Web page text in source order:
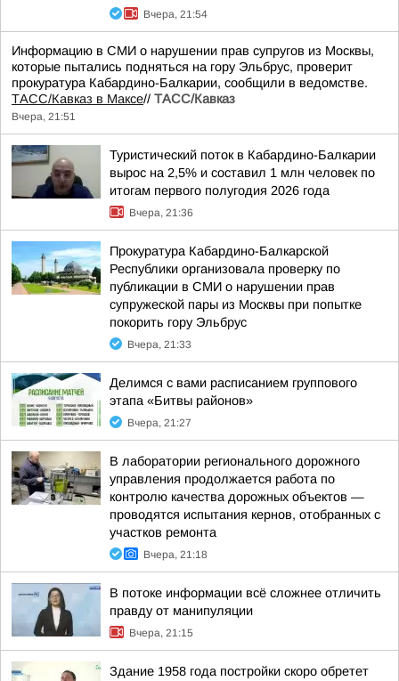
Вчера, 21:54
Информацию в СМИ о нарушении прав супругов из Москвы,
которые пытались подняться на гору Эльбрус, проверит
прокуратура Кабардино-Балкарии, сообщили в ведомстве.
ТАСС/Кавказ в Максе// ТАСС/Кавказ
Вчера, 21:51
Туристический поток в Кабардино-Балкарии
вырос на 2,5% и составил 1 млн человек по
итогам первого полугодия 2026 года
Вчера, 21:36
Прокуратура Кабардино-Балкарской
Республики организовала проверку по
публикации в СМИ о нарушении прав
супружеской пары из Москвы при попытке
покорить гору Эльбрус
Вчера, 21:33
Делимся с вами расписанием группового
этапа «Битвы районов»
Вчера, 21:27
В лаборатории регионального дорожного
управления продолжается работа по
контролю качества дорожных объектов —
проводятся испытания кернов, отобранных с
участков ремонта
Вчера, 21:18
В потоке информации всё сложнее отличить
правду от манипуляции
Вчера, 21:15
Здание 1958 года постройки скоро обретет